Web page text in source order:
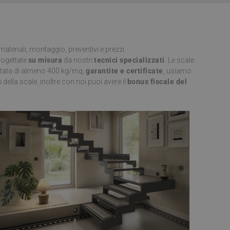
montaggio, preventivi e prezzi.
su misura da nostritecnici specializzati
. Le scale
di almeno 400 kg/mq, garantite e certificate , usiamo
della scale, inoltre con noi puoi avere il
bonus fiscale del
dei cookie
le scelte
loro interazione
del visitatore
sulla privacy,
onorate nelle
lo stato
Google
il
sito. Non è
consentire
Google Analytics
è stato utilizzato in
sessioni / visite
Analytics,
informazioni
pubblicità
il sito
è di proprietà di
del sito web
prodotti
Descrizione